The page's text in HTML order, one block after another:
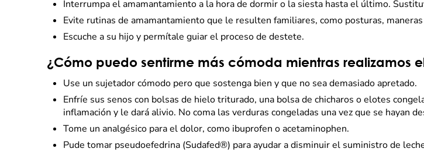
Interrumpa el amamantamiento a la hora de dormir o la siesta hasta el último.
Evite rutinas de amamantamiento que le resulten familiares, como posturas,
Escuche a su hijo y permítale guiar el proceso de destete.
¿Cómo puedo sentirme más cómoda mientras realizamos
Use un sujetador cómodo pero que sostenga bien y que no sea demasiado apretado.
Enfríe sus senos con bolsas de hielo triturado, una bolsa de chicharos o elotes
inflamación y le dará alivio. No coma las verduras congeladas una vez que se hayan
Tome un analgésico para el dolor, como ibuprofen o acetaminophen.
Pude tomar pseudoefedrina (Sudafed®) para ayudar a disminuir el suministro de